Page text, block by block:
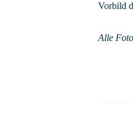
Vorbild
Alle